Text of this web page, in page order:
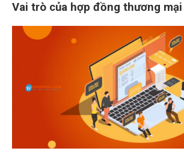
Vai trò của hợp đồng thương